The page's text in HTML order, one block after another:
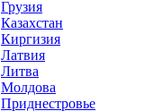
Грузия
Казахстан
Киргизия
Латвия
Литва
Молдова
Приднестровье